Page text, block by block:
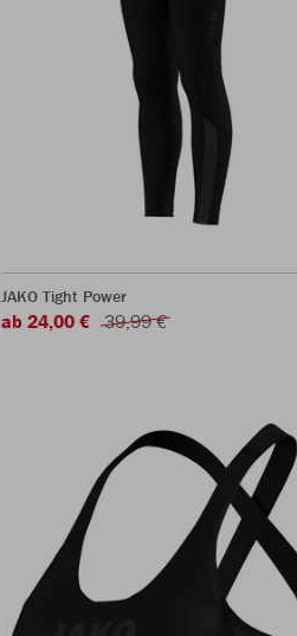
JAKO Tight Power
ab 24,00 € 39,99 €